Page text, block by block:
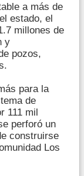
a más de
estado, el
millones de
y
pozos,
para la
de
111 mil
perforó un
construirse
Los